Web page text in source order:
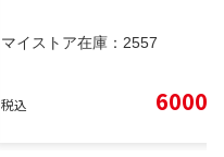
マイストア在庫： 2557
税込 6000